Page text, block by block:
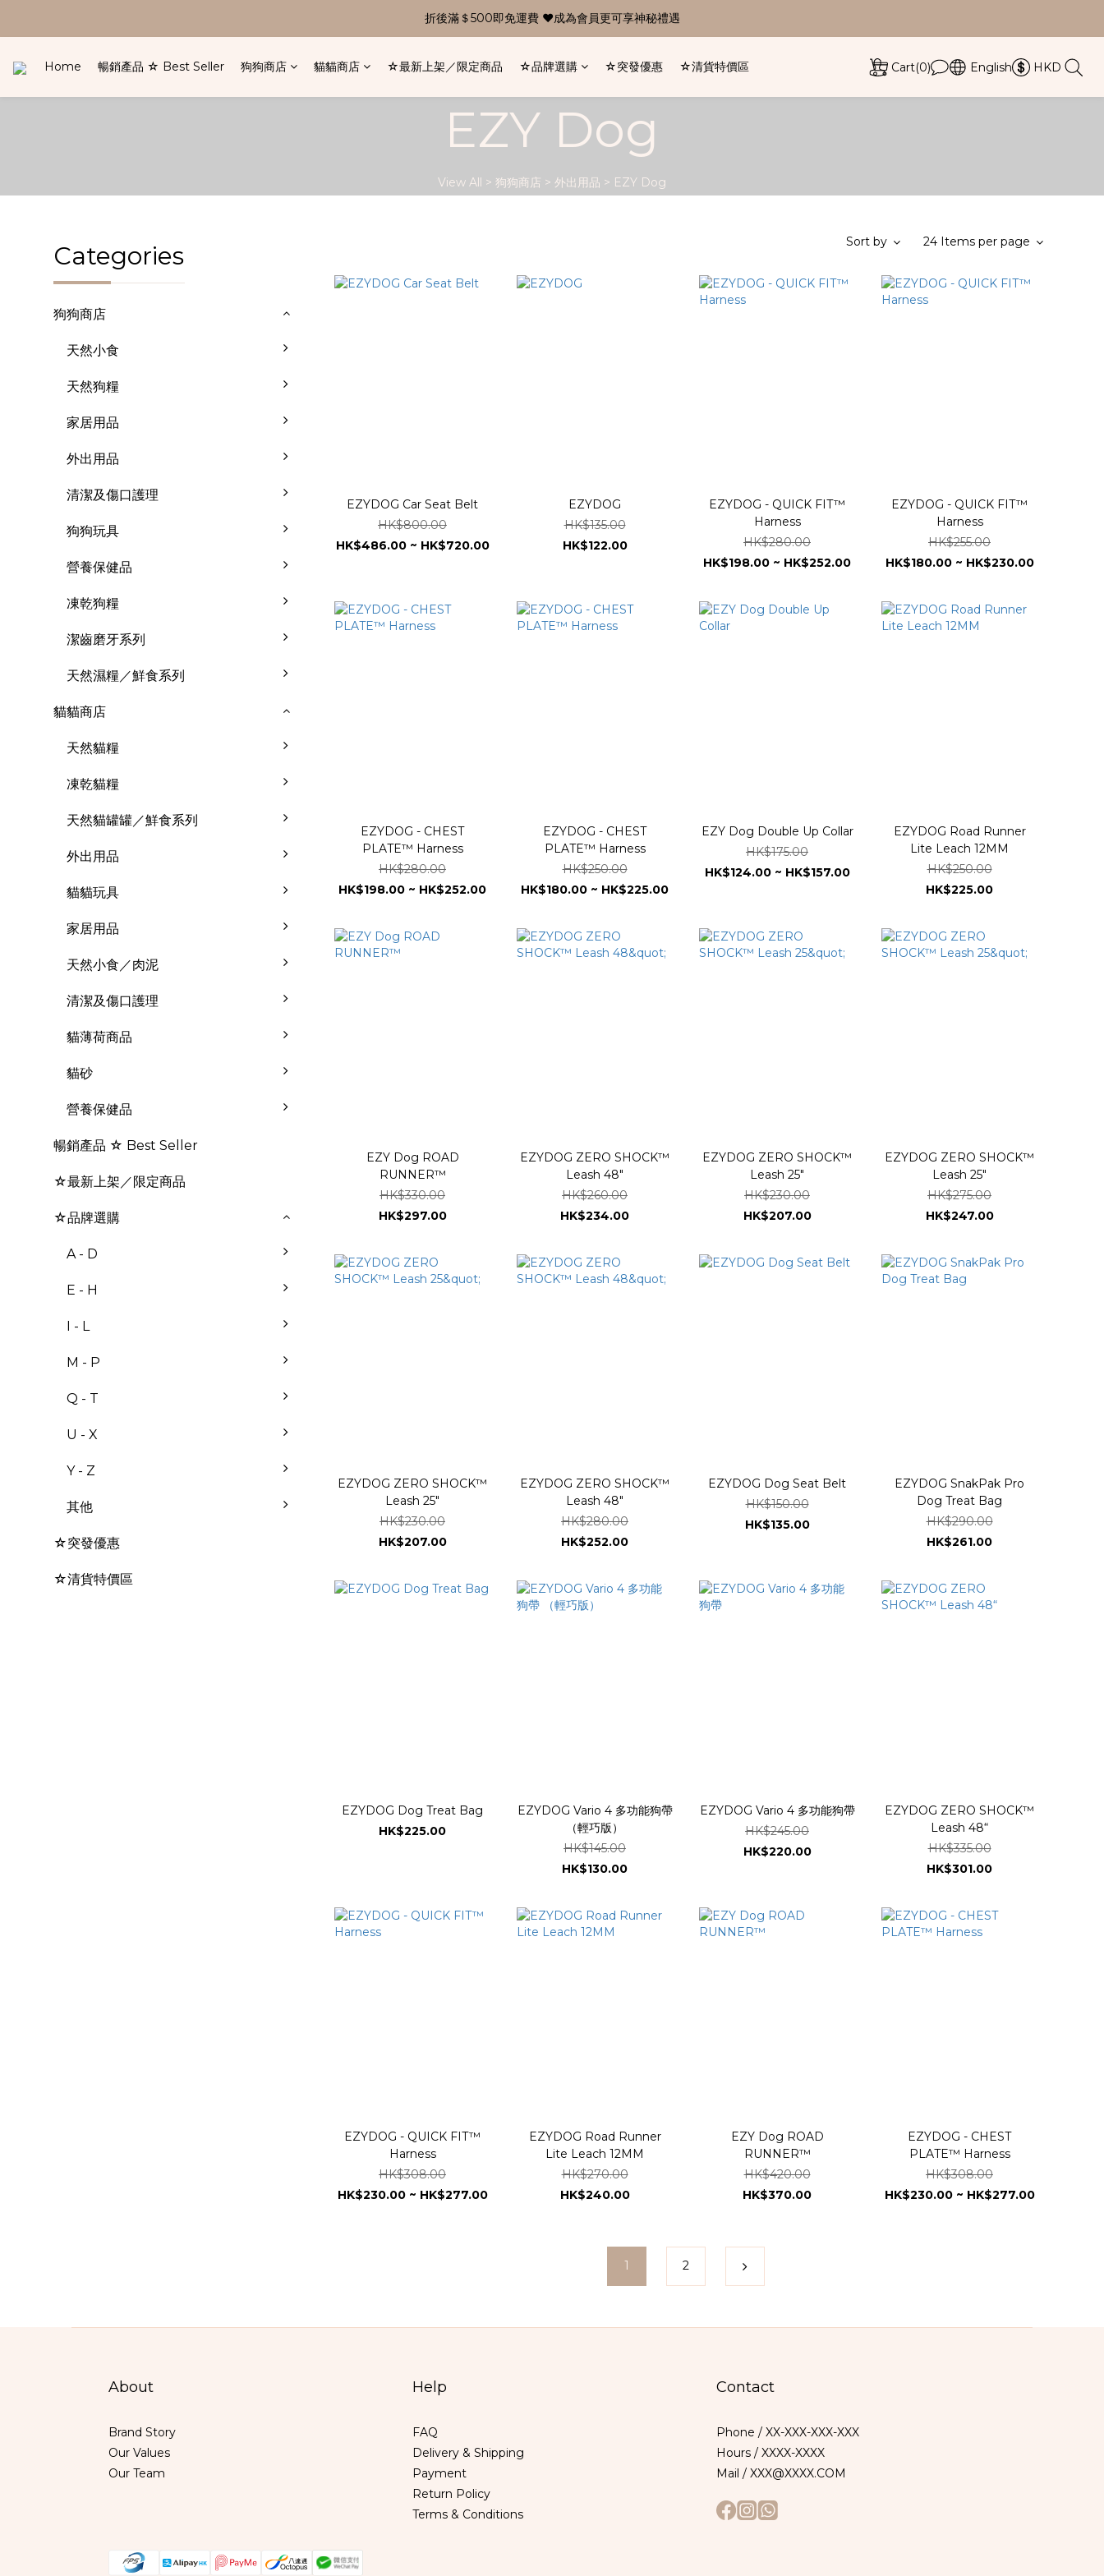
折後滿＄500即免運費 ❤成為會員更可享神秘禮遇
Home 暢銷產品 ☆ Best Seller 狗狗商店 貓貓商店 ☆最新上架／限定商品 ☆品牌選購 ☆突發優惠 ☆清貨特價區 Cart(0) English HKD
EZY Dog
View All > 狗狗商店 > 外出用品 > EZY Dog
Categories
狗狗商店
天然小食
天然狗糧
家居用品
外出用品
清潔及傷口護理
狗狗玩具
營養保健品
凍乾狗糧
潔齒磨牙系列
天然濕糧／鮮食系列
貓貓商店
天然貓糧
凍乾貓糧
天然貓罐罐／鮮食系列
外出用品
貓貓玩具
家居用品
天然小食／肉泥
清潔及傷口護理
貓薄荷商品
貓砂
營養保健品
暢銷產品 ☆ Best Seller
☆最新上架／限定商品
☆品牌選購
A - D
E - H
I - L
M - P
Q - T
U - X
Y - Z
其他
☆突發優惠
☆清貨特價區
Sort by 24 Items per page
EZYDOG Car Seat Belt
HK$800.00
HK$486.00 ~ HK$720.00
EZYDOG
HK$135.00
HK$122.00
EZYDOG - QUICK FIT™
Harness
HK$280.00
HK$198.00 ~ HK$252.00
EZYDOG - QUICK FIT™
Harness
HK$255.00
HK$180.00 ~ HK$230.00
EZYDOG - CHEST
PLATE™ Harness
HK$280.00
HK$198.00 ~ HK$252.00
EZYDOG - CHEST
PLATE™ Harness
HK$250.00
HK$180.00 ~ HK$225.00
EZY Dog Double Up Collar
HK$175.00
HK$124.00 ~ HK$157.00
EZYDOG Road Runner
Lite Leach 12MM
HK$250.00
HK$225.00
EZY Dog ROAD
RUNNER™
HK$330.00
HK$297.00
EZYDOG ZERO SHOCK™
Leash 48"
HK$260.00
HK$234.00
EZYDOG ZERO SHOCK™
Leash 25"
HK$230.00
HK$207.00
EZYDOG ZERO SHOCK™
Leash 25"
HK$275.00
HK$247.00
EZYDOG ZERO SHOCK™
Leash 25"
HK$230.00
HK$207.00
EZYDOG ZERO SHOCK™
Leash 48"
HK$280.00
HK$252.00
EZYDOG Dog Seat Belt
HK$150.00
HK$135.00
EZYDOG SnakPak Pro
Dog Treat Bag
HK$290.00
HK$261.00
EZYDOG Dog Treat Bag
HK$225.00
EZYDOG Vario 4 多功能狗帶
（輕巧版）
HK$145.00
HK$130.00
EZYDOG Vario 4 多功能狗帶
HK$245.00
HK$220.00
EZYDOG ZERO SHOCK™
Leash 48“
HK$335.00
HK$301.00
EZYDOG - QUICK FIT™
Harness
HK$308.00
HK$230.00 ~ HK$277.00
EZYDOG Road Runner
Lite Leach 12MM
HK$270.00
HK$240.00
EZY Dog ROAD
RUNNER™
HK$420.00
HK$370.00
EZYDOG - CHEST
PLATE™ Harness
HK$308.00
HK$230.00 ~ HK$277.00
1 2
About
Brand Story
Our Values
Our Team
Help
FAQ
Delivery & Shipping
Payment
Return Policy
Terms & Conditions
Contact
Phone / XX-XXX-XXX-XXX
Hours / XXXX-XXXX
Mail / XXX@XXXX.COM